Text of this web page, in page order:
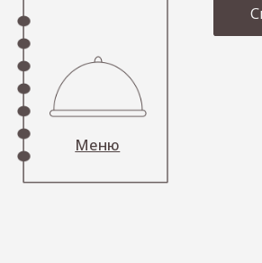
Детские мастер-классы проходят каждое
воскресенье.
Взрослые мастер-классы проходят по запросу.